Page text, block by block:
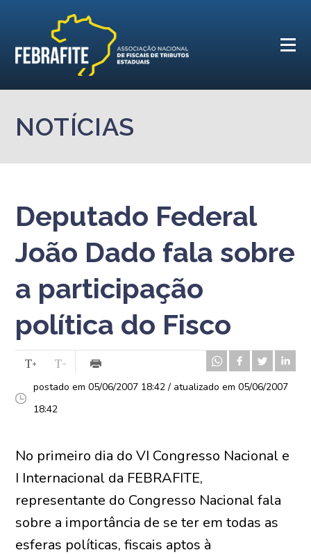
NOTÍCIAS
Deputado Federal
João Dado fala sobre
a participação
política do Fisco
postado em 05/06/2007 18:42 / atualizado em 05/06/2007
18:42
No primeiro dia do VI Congresso Nacional e
I Internacional da FEBRAFITE,
representante do Congresso Nacional fala
sobre a importância de se ter em todas as
esferas políticas, fiscais aptos à